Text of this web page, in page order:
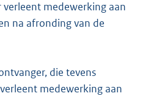
verleent medewerking aan
na afronding van de
die tevens
medewerking aan